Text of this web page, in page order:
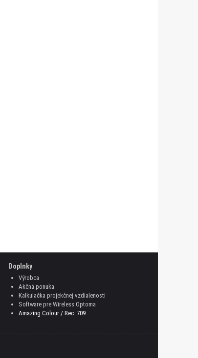
Doplnky
Výrobca
Akčná ponuka
Kalkulačka projekčnej vzdialenosti
Software pre Wireless Optoma
Amazing Colour / Rec .709